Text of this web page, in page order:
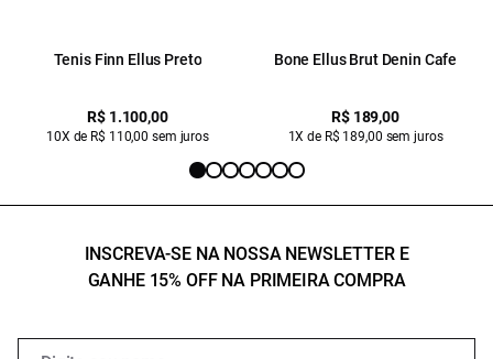
Tenis Finn Ellus Preto
R$ 1.100,00
10X de R$ 110,00 sem juros
Bone Ellus Brut Denin Cafe
R$ 189,00
1X de R$ 189,00 sem juros
INSCREVA-SE NA NOSSA NEWSLETTER E
GANHE 15% OFF NA PRIMEIRA COMPRA